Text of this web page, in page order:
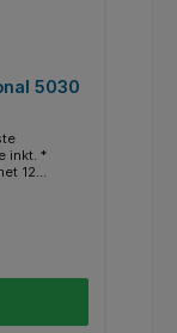
5030
inkt. *
12
het zwart,
op de